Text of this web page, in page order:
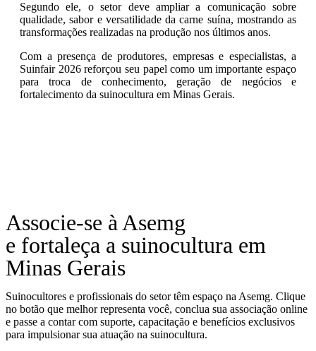
Segundo ele, o setor deve ampliar a comunicação sobre
qualidade, sabor e versatilidade da carne suína, mostrando as
transformações realizadas na produção nos últimos anos.
Com a presença de produtores, empresas e especialistas, a
Suinfair 2026 reforçou seu papel como um importante espaço
para troca de conhecimento, geração de negócios e
fortalecimento da suinocultura em Minas Gerais.
Associe-se à Asemg
e fortaleça a suinocultura em
Minas Gerais
Suinocultores e profissionais do setor têm espaço na Asemg. Clique
no botão que melhor representa você, conclua sua associação online
e passe a contar com suporte, capacitação e benefícios exclusivos
para impulsionar sua atuação na suinocultura.